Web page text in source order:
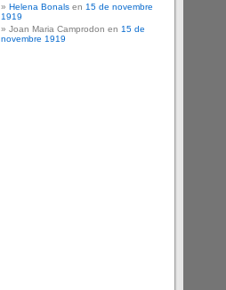
Helena Bonals en 15 de novembre
1919
Joan Maria Camprodon en 15 de
novembre 1919